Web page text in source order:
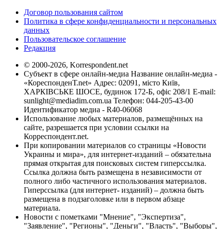
Договор пользования сайтом
Политика в сфере конфиденциальности и персональных
данных
Пользовательское соглашение
Редакция
© 2000-2026, Korrespondent.net
Субъект в сфере онлайн-медиа Название онлайн-медиа -
«КореспонденТ.net» Адрес: 02091, місто Київ,
ХАРКІВСЬКЕ ШОСЕ, будинок 172-Б, офіс 208/1 E-mail:
sunlight@mediadim.com.ua Телефон: 044-205-43-00
Идентификатор медиа - R40-06068
Использование любых материалов, размещённых на
сайте, разрешается при условии ссылки на
Корреспондент.net.
При копировании материалов со страницы «Новости
Украины и мира», для интернет-изданий – обязательна
прямая открытая для поисковых систем гиперссылка.
Ссылка должна быть размещена в независимости от
полного либо частичного использования материалов.
Гиперссылка (для интернет- изданий) – должна быть
размещена в подзаголовке или в первом абзаце
материала.
Новости с пометками "Мнение", "Экспертиза",
"Заявление", "Регионы", "Деньги", "Власть", "Выборы",